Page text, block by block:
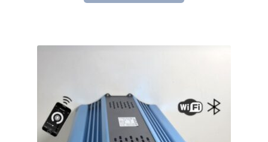
292,99 € 157,99 €.